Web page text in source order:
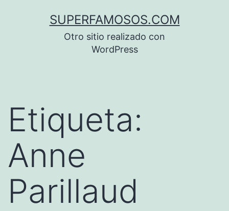
SUPERFAMOSOS.COM
Otro sitio realizado con
WordPress
Etiqueta:
Anne
Parillaud